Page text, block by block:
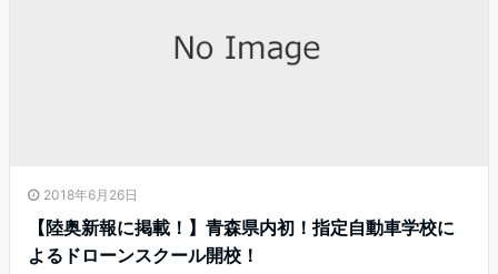
2018年6月26日
【陸奥新報に掲載！】青森県内初！指定自動車学校に
よるドローンスクール開校！